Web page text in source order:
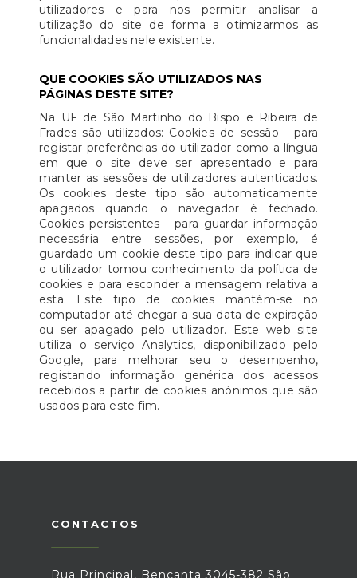
utilizadores e para nos permitir analisar a
utilização do site de forma a otimizarmos as
funcionalidades nele existente.
QUE COOKIES SÃO UTILIZADOS NAS
PÁGINAS DESTE SITE?
Na UF de São Martinho do Bispo e Ribeira de
Frades são utilizados: Cookies de sessão - para
registar preferências do utilizador como a língua
em que o site deve ser apresentado e para
manter as sessões de utilizadores autenticados.
Os cookies deste tipo são automaticamente
apagados quando o navegador é fechado.
Cookies persistentes - para guardar informação
necessária entre sessões, por exemplo, é
guardado um cookie deste tipo para indicar que
o utilizador tomou conhecimento da política de
cookies e para esconder a mensagem relativa a
esta. Este tipo de cookies mantém-se no
computador até chegar a sua data de expiração
ou ser apagado pelo utilizador. Este web site
utiliza o serviço Analytics, disponibilizado pelo
Google, para melhorar seu o desempenho,
registando informação genérica dos acessos
recebidos a partir de cookies anónimos que são
usados para este fim.
CONTACTOS
Rua Principal, Bencanta 3045-382 São